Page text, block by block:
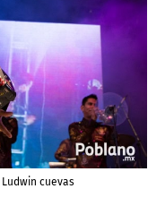
Ludwin cuevas